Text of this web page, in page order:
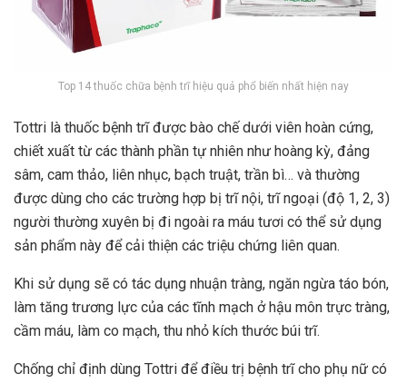
Top 14 thuốc chữa bệnh trĩ hiệu quả phổ biến nhất hiện nay
Tottri là thuốc bệnh trĩ được bào chế dưới viên hoàn cứng,
chiết xuất từ các thành phần tự nhiên như hoàng kỳ, đảng
sâm, cam thảo, liên nhục, bạch truật, trần bì… và thường
được dùng cho các trường hợp bị trĩ nội, trĩ ngoại (độ 1, 2, 3)
người thường xuyên bị đi ngoài ra máu tươi có thể sử dụng
sản phẩm này để cải thiện các triệu chứng liên quan.
Khi sử dụng sẽ có tác dụng nhuận tràng, ngăn ngừa táo bón,
làm tăng trương lực của các tĩnh mạch ở hậu môn trực tràng,
cầm máu, làm co mạch, thu nhỏ kích thước búi trĩ.
Chống chỉ định dùng Tottri để điều trị bệnh trĩ cho phụ nữ có